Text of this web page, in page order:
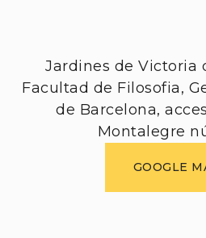
Jardines de Victoria
Facultad de Filosofia,
de Barcelona,
Montalegre
GOOGLE